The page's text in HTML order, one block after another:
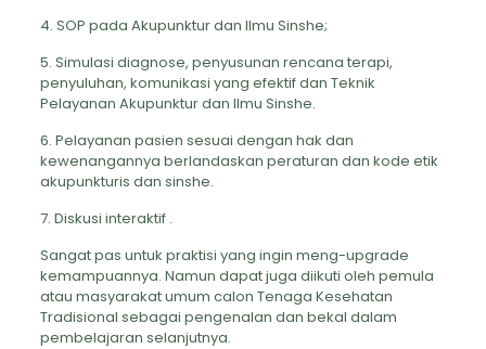
4. SOP pada Akupunktur dan Ilmu Sinshe;
5. Simulasi diagnose, penyusunan rencana terapi,
penyuluhan, komunikasi yang efektif dan Teknik
Pelayanan Akupunktur dan Ilmu Sinshe.
6. Pelayanan pasien sesuai dengan hak dan
kewenangannya berlandaskan peraturan dan kode etik
akupunkturis dan sinshe.
7. Diskusi interaktif .
Sangat pas untuk praktisi yang ingin meng-upgrade
kemampuannya. Namun dapat juga diikuti oleh pemula
atau masyarakat umum calon Tenaga Kesehatan
Tradisional sebagai pengenalan dan bekal dalam
pembelajaran selanjutnya.